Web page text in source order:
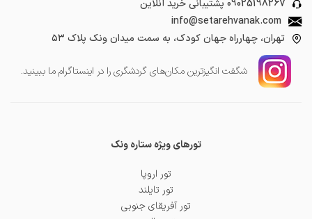
09025198267 پشتیبانی خرید آنلاین
info@setarehvanak.com
تهران، چهارراه جهان کودک، به سمت میدان ونک پلاک ۵۳
شگفت انگیز‌ترین مکان‌های گردشگری را در اینستاگرام ما ببینید.
تورهای ویژه ستاره ونک
تور اروپا
تور تایلند
تور آفریقای جنوبی